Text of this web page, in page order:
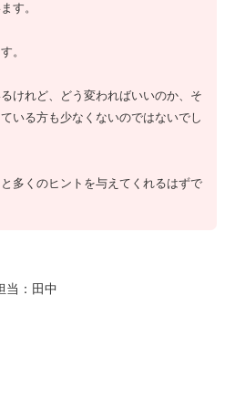
す。
。
けれど、どう変わればいいのか、そ
いる方も少なくないのではないでし
多くのヒントを与えてくれるはずで
当：田中